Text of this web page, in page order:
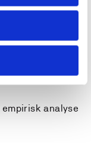
generalisering,
baserte
analyse